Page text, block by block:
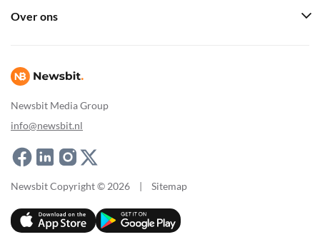
Newsbit Media Group
info@newsbit.nl
Over ons
Newsbit Copyright © 2026 | Sitemap